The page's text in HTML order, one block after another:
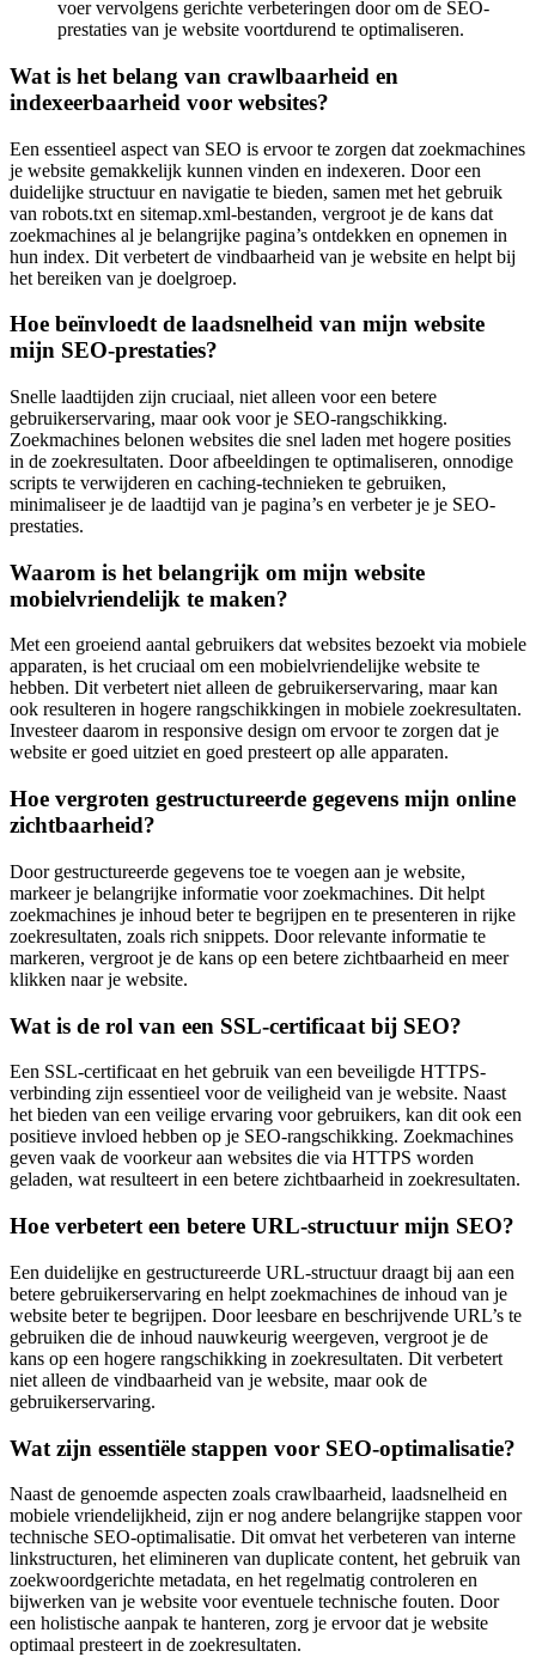
voer vervolgens gerichte verbeteringen door om de SEO-
prestaties van je website voortdurend te optimaliseren.
Wat is het belang van crawlbaarheid en
indexeerbaarheid voor websites?
Een essentieel aspect van SEO is ervoor te zorgen dat zoekmachines
je website gemakkelijk kunnen vinden en indexeren. Door een
duidelijke structuur en navigatie te bieden, samen met het gebruik
van robots.txt en sitemap.xml-bestanden, vergroot je de kans dat
zoekmachines al je belangrijke pagina’s ontdekken en opnemen in
hun index. Dit verbetert de vindbaarheid van je website en helpt bij
het bereiken van je doelgroep.
Hoe beïnvloedt de laadsnelheid van mijn website
mijn SEO-prestaties?
Snelle laadtijden zijn cruciaal, niet alleen voor een betere
gebruikerservaring, maar ook voor je SEO-rangschikking.
Zoekmachines belonen websites die snel laden met hogere posities
in de zoekresultaten. Door afbeeldingen te optimaliseren, onnodige
scripts te verwijderen en caching-technieken te gebruiken,
minimaliseer je de laadtijd van je pagina’s en verbeter je je SEO-
prestaties.
Waarom is het belangrijk om mijn website
mobielvriendelijk te maken?
Met een groeiend aantal gebruikers dat websites bezoekt via mobiele
apparaten, is het cruciaal om een ​​mobielvriendelijke website te
hebben. Dit verbetert niet alleen de gebruikerservaring, maar kan
ook resulteren in hogere rangschikkingen in mobiele zoekresultaten.
Investeer daarom in responsive design om ervoor te zorgen dat je
website er goed uitziet en goed presteert op alle apparaten.
Hoe vergroten gestructureerde gegevens mijn online
zichtbaarheid?
Door gestructureerde gegevens toe te voegen aan je website,
markeer je belangrijke informatie voor zoekmachines. Dit helpt
zoekmachines je inhoud beter te begrijpen en te presenteren in rijke
zoekresultaten, zoals rich snippets. Door relevante informatie te
markeren, vergroot je de kans op een betere zichtbaarheid en meer
klikken naar je website.
Wat is de rol van een SSL-certificaat bij SEO?
Een SSL-certificaat en het gebruik van een beveiligde HTTPS-
verbinding zijn essentieel voor de veiligheid van je website. Naast
het bieden van een veilige ervaring voor gebruikers, kan dit ook een
positieve invloed hebben op je SEO-rangschikking. Zoekmachines
geven vaak de voorkeur aan websites die via HTTPS worden
geladen, wat resulteert in een betere zichtbaarheid in zoekresultaten.
Hoe verbetert een betere URL-structuur mijn SEO?
Een duidelijke en gestructureerde URL-structuur draagt bij aan een
betere gebruikerservaring en helpt zoekmachines de inhoud van je
website beter te begrijpen. Door leesbare en beschrijvende URL’s te
gebruiken die de inhoud nauwkeurig weergeven, vergroot je de
kans op een hogere rangschikking in zoekresultaten. Dit verbetert
niet alleen de vindbaarheid van je website, maar ook de
gebruikerservaring.
Wat zijn essentiële stappen voor SEO-optimalisatie?
Naast de genoemde aspecten zoals crawlbaarheid, laadsnelheid en
mobiele vriendelijkheid, zijn er nog andere belangrijke stappen voor
technische SEO-optimalisatie. Dit omvat het verbeteren van interne
linkstructuren, het elimineren van duplicate content, het gebruik van
zoekwoordgerichte metadata, en het regelmatig controleren en
bijwerken van je website voor eventuele technische fouten. Door
een holistische aanpak te hanteren, zorg je ervoor dat je website
optimaal presteert in de zoekresultaten.